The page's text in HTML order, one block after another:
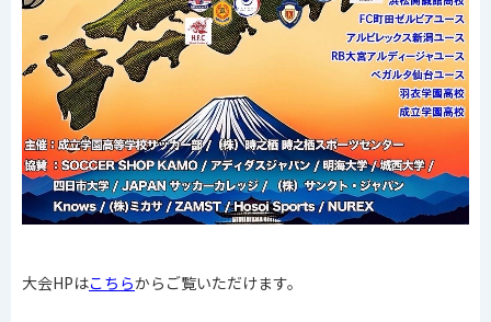
大会HPはこちらからご覧いただけます。